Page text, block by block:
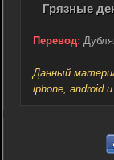
Грязные
Перевод:
Данный
iphone, android